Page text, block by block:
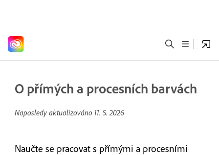
O přímých a procesních barvách
Naposledy aktualizováno 11. 5. 2026
Naučte se pracovat s přímými a procesními